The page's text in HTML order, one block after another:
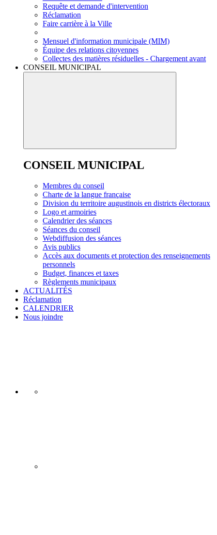
Requête et demande d'intervention
Réclamation
Faire carrière à la Ville
Mensuel d'information municipale (MIM)
Équipe des relations citoyennes
Collectes des matières résiduelles - Chargement avant
CONSEIL MUNICIPAL
CONSEIL MUNICIPAL
Membres du conseil
Charte de la langue française
Division du territoire augustinois en districts électoraux
Logo et armoiries
Calendrier des séances
Séances du conseil
Webdiffusion des séances
Avis publics
Accès aux documents et protection des renseignements
personnels
Budget, finances et taxes
Règlements municipaux
ACTUALITÉS
Réclamation
CALENDRIER
Nous joindre